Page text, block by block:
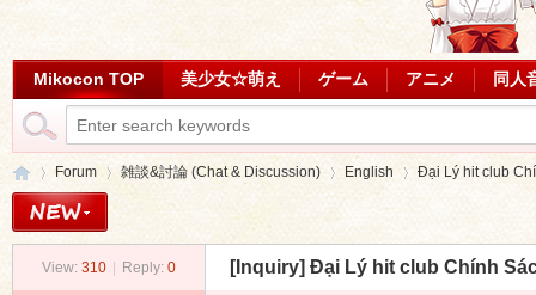
Mikocon TOP 美少女☆萌え ゲーム アニメ 同人
Forum
›
雑談&討論 (Chat & Discussion)
›
English
›
Đại Lý hit club
View: 310 Reply: 0 [Inquiry] Đại Lý hit club Chính